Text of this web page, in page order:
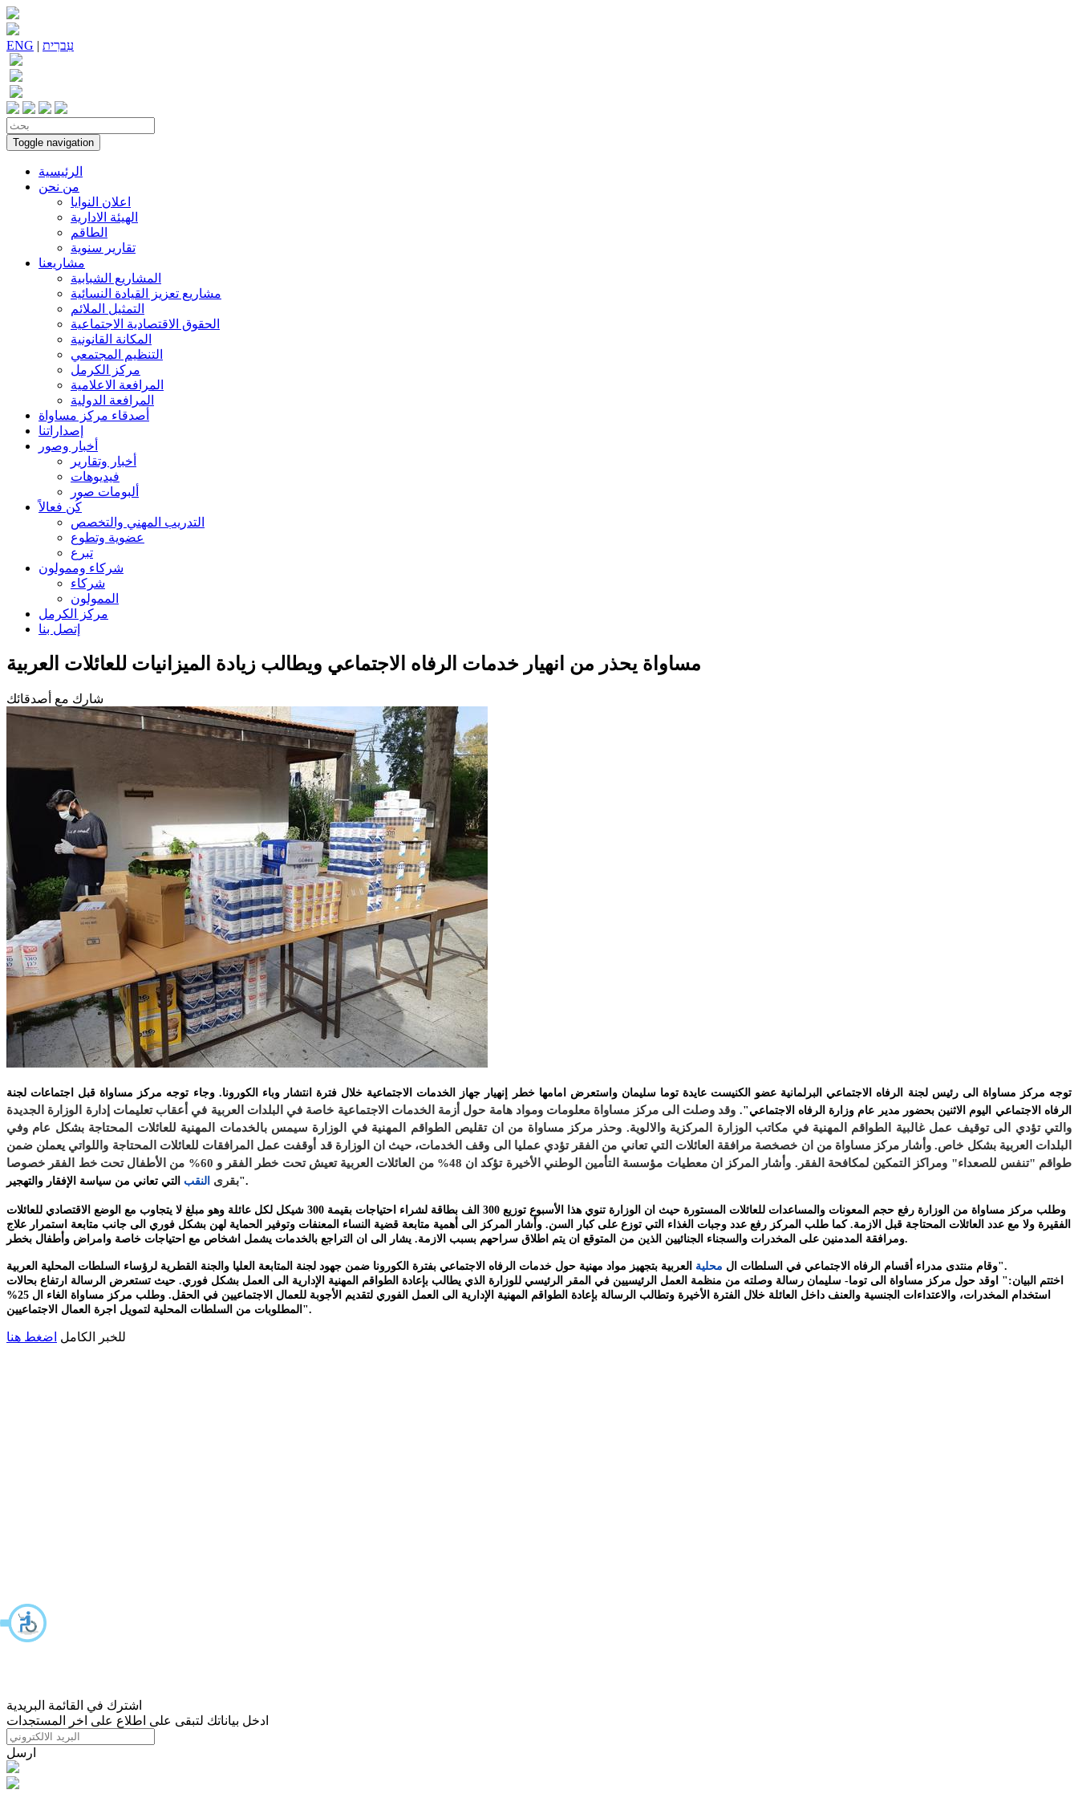
ENG | עִברִית
Toggle navigation
الرئيسية
من نحن
اعلان النوايا
الهيئة الادارية
الطاقم
تقارير سنوية
مشاريعنا
المشاريع الشبابية
مشاريع تعزيز القيادة النسائية
التمثيل الملائم
الحقوق الاقتصادية الاجتماعية
المكانة القانونية
التنظيم المجتمعي
مركز الكرمل
المرافعة الاعلامية
المرافعة الدولية
أصدقاء مركز مساواة
إصداراتنا
أخبار وصور
أخبار وتقارير
فيديوهات
ألبومات صور
كُن فعالاً
التدريب المهني والتخصص
عضوية وتطوع
تبرع
شركاء وممولون
شركاء
الممولون
مركز الكرمل
إتصل بنا
مساواة يحذر من انهيار خدمات الرفاه الاجتماعي ويطالب زيادة الميزانيات للعائلات العربية
شارك مع أصدقائك
توجه مركز مساواة الى رئيس لجنة الرفاه الاجتماعي البرلمانية عضو الكنيست عايدة توما سليمان واستعرض امامها خطر إنهيار جهاز الخدمات الاجتماعية خلال فترة انتشار وباء الكورونا. وجاء توجه مركز مساواة قبل اجتماعات لجنة
الرفاه الاجتماعي اليوم الاثنين بحضور مدير عام وزارة الرفاه الاجتماعي". وقد وصلت الى مركز مساواة معلومات ومواد هامة حول أزمة الخدمات الاجتماعية خاصة في البلدات العربية في أعقاب تعليمات إدارة الوزارة الجديدة
والتي تؤدي الى توقيف عمل غالبية الطواقم المهنية في مكاتب الوزارة المركزية والالوية. وحذر مركز مساواة من ان تقليص الطواقم المهنية في الوزارة سيمس بالخدمات المهنية للعائلات المحتاجة بشكل عام وفي
البلدات العربية بشكل خاص. وأشار مركز مساواة من ان خصخصة مرافقة العائلات التي تعاني من الفقر تؤدي عمليا الى وقف الخدمات، حيث ان الوزارة قد أوقفت عمل المرافقات للعائلات المحتاجة واللواتي يعملن ضمن
طواقم "تنفس للصعداء" ومراكز التمكين لمكافحة الفقر. وأشار المركز ان معطيات مؤسسة التأمين الوطني الأخيرة تؤكد ان 48% من العائلات العربية تعيش تحت خطر الفقر و 60% من الأطفال تحت خط الفقر خصوصا
بقرى النقب التي تعاني من سياسة الإفقار والتهجير".
وطلب مركز مساواة من الوزارة رفع حجم المعونات والمساعدات للعائلات المستورة حيث ان الوزارة تنوي هذا الأسبوع توزيع 300 الف بطاقة لشراء احتياجات بقيمة 300 شيكل لكل عائلة وهو مبلغ لا يتجاوب مع الوضع الاقتصادي للعائلات
الفقيرة ولا مع عدد العائلات المحتاجة قبل الازمة. كما طلب المركز رفع عدد وجبات الغذاء التي توزع على كبار السن. وأشار المركز الى أهمية متابعة قضية النساء المعنفات وتوفير الحماية لهن بشكل فوري الى جانب متابعة استمرار علاج
ومرافقة المدمنين على المخدرات والسجناء الجنائيين الذين من المتوقع ان يتم اطلاق سراحهم بسبب الازمة. يشار الى ان التراجع بالخدمات يشمل اشخاص مع احتياجات خاصة وامراض وأطفال بخطر.
وقام منتدى مدراء أقسام الرفاه الاجتماعي في السلطات ال محلية
العربية بتجهيز مواد مهنية حول خدمات الرفاه الاجتماعي بفترة الكورونا ضمن جهود لجنة المتابعة العليا والجنة القطرية لرؤساء السلطات المحلية العربية".
اختتم البيان:" اوقد حول مركز مساواة الى توما- سليمان رسالة وصلته من منظمة العمل الرئيسيين في المقر الرئيسي للوزارة الذي يطالب بإعادة الطواقم المهنية الإدارية الى العمل بشكل فوري. حيث تستعرض الرسالة ارتفاع بحالات
استخدام المخدرات، والاعتداءات الجنسية والعنف داخل العائلة خلال الفترة الأخيرة وتطالب الرسالة بإعادة الطواقم المهنية الإدارية الى العمل الفوري لتقديم الأجوبة للعمال الاجتماعيين في الحقل. وطلب مركز مساواة الغاء ال 25%
المطلوبات من السلطات المحلية لتمويل اجرة العمال الاجتماعيين".
للخبر الكامل اضغط هنا
اشترك في القائمة البريدية
ادخل بياناتك لتبقى على اطلاع على اخر المستجدات
ارسل